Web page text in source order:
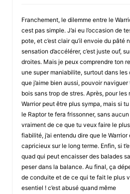
Franchement, le dilemme entre le
cest pas simple. J’ai eu l’occasion de
pote, et c’est clair qu’il envoie du pâté
sensation d’accélérer, c’est juste ouf,
droites. Mais je peux comprendre ton
une super maniabilite, surtout dans les
que j’aime bien aussi, pouvoir
bois sans trop de stres. Après, pour
Warrior peut être plus sympa, mais si
le Raptor te fera frissonner, sans
vraiment de ce que tu veux faire le
fiabilité, j’ai entendu dire que le
capricieux sur le long terme. Enfin, si
quad qui peut encaisser des balades
peser dans la balance. Au final, ça
de conduite et de ce qui te fait le plus
esentiel ! c’est abusé quand même